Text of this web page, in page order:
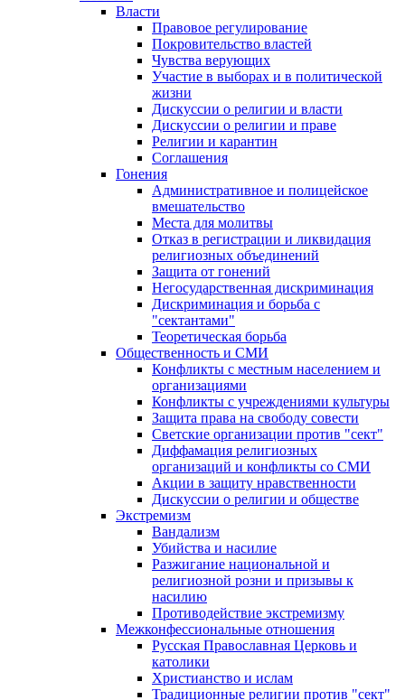
Власти
Правовое регулирование
Покровительство властей
Чувства верующих
Участие в выборах и в политической
жизни
Дискуссии о религии и власти
Дискуссии о религии и праве
Религии и карантин
Соглашения
Гонения
Административное и полицейское
вмешательство
Места для молитвы
Отказ в регистрации и ликвидация
религиозных объединений
Защита от гонений
Негосударственная дискриминация
Дискриминация и борьба с
"сектантами"
Теоретическая борьба
Общественность и СМИ
Конфликты с местным населением и
организациями
Конфликты с учреждениями культуры
Защита права на свободу совести
Светские организации против "сект"
Диффамация религиозных
организаций и конфликты со СМИ
Акции в защиту нравственности
Дискуссии о религии и обществе
Экстремизм
Вандализм
Убийства и насилие
Разжигание национальной и
религиозной розни и призывы к
насилию
Противодействие экстремизму
Межконфессиональные отношения
Русская Православная Церковь и
католики
Христианство и ислам
Традиционные религии против "сект"